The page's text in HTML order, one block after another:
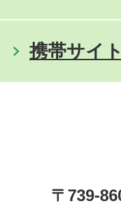
携帯サイト
〒739-